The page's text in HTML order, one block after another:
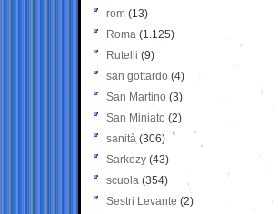
rom (13)
Roma (1.125)
Rutelli (9)
san gottardo (4)
San Martino (3)
San Miniato (2)
sanità (306)
Sarkozy (43)
scuola (354)
Sestri Levante (2)